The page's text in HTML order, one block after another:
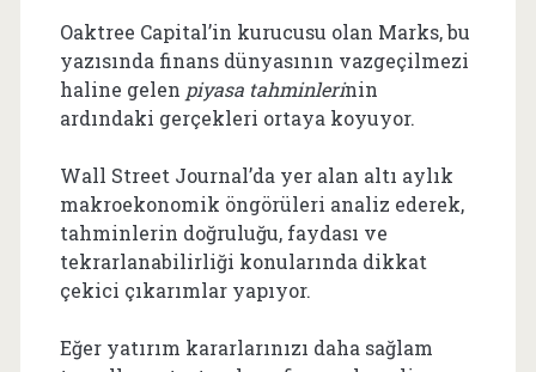
Oaktree Capital’in kurucusu olan Marks, bu
yazısında finans dünyasının vazgeçilmezi
haline gelen piyasa tahminlerinin
ardındaki gerçekleri ortaya koyuyor.
Wall Street Journal’da yer alan altı aylık
makroekonomik öngörüleri analiz ederek,
tahminlerin doğruluğu, faydası ve
tekrarlanabilirliği konularında dikkat
çekici çıkarımlar yapıyor.
Eğer yatırım kararlarınızı daha sağlam